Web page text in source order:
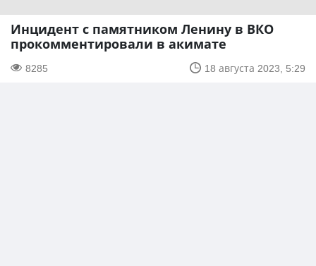
Инцидент с памятником Ленину в ВКО
прокомментировали в акимате
8285 18 августа 2023, 5:29